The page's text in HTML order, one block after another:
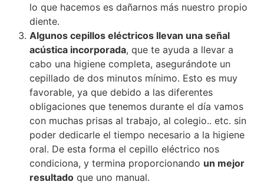
lo que hacemos es dañarnos más nuestro propio
diente.
Algunos cepillos eléctricos llevan una señal
acústica incorporada, que te ayuda a llevar a
cabo una higiene completa, asegurándote un
cepillado de dos minutos mínimo. Esto es muy
favorable, ya que debido a las diferentes
obligaciones que tenemos durante el día vamos
con muchas prisas al trabajo, al colegio.. etc. sin
poder dedicarle el tiempo necesario a la higiene
oral. De esta forma el cepillo eléctrico nos
condiciona, y termina proporcionando un mejor
resultado que uno manual.